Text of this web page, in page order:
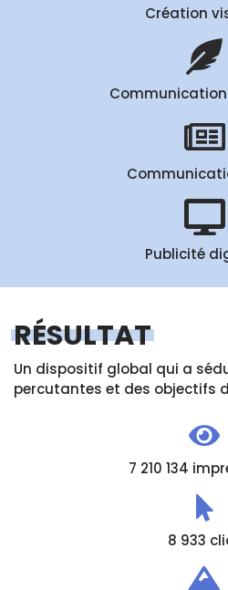
Création
Publicité
RÉSULTAT
Un dispositif global qui a
percutantes et des objectifs
7 210 134
8 933